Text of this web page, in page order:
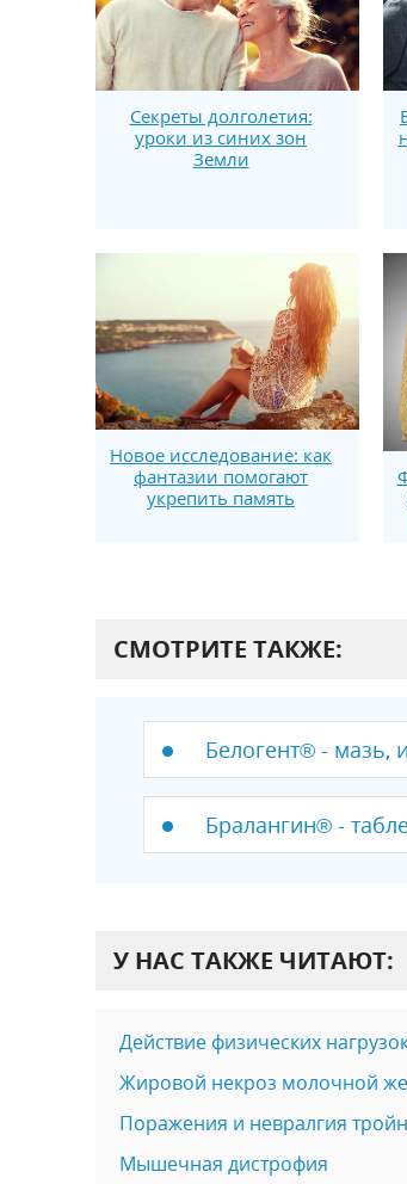
Секреты долголетия:
уроки из синих зон
Земли
Новое исследование: как
фантазии помогают
укрепить память
СМОТРИТЕ ТАКЖЕ:
Белогент® - мазь,
Бралангин® -
У НАС ТАКЖЕ ЧИТАЮТ:
Действие физических
Жировой некроз молочной
Поражения и невралгия
Мышечная дистрофия